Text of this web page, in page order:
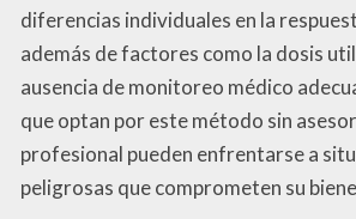
diferencias individuales en la
además de factores como la dosis
ausencia de monitoreo médico
que optan por este método sin
profesional pueden enfrentarse a
peligrosas que comprometen su